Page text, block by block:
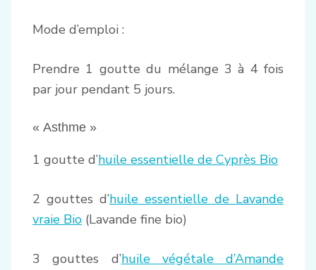
Mode d’emploi :
Prendre 1 goutte du mélange 3 à 4 fois
par jour pendant 5 jours.
« Asthme »
1 goutte d’huile essentielle de Cyprès Bio
2 gouttes d’huile essentielle de Lavande
vraie Bio (Lavande fine bio)
3 gouttes d’huile végétale d’Amande